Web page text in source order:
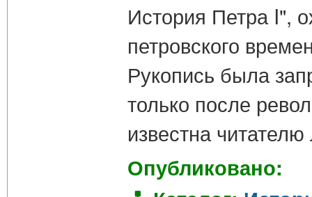
История Петра I",
петровского
Рукопись была
только после
известна
Опубликовано: